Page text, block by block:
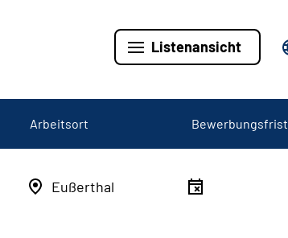
Listenansicht
Arbeitsort Bewerbungsfrist
Eußerthal